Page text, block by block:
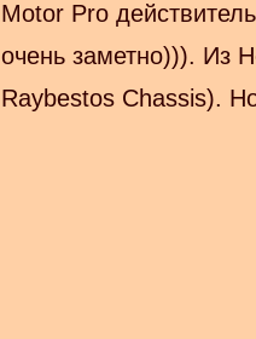
Motor Pro
очень заметно))). Из
Raybestos Chassis).